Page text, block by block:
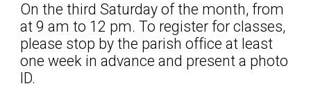
On the third Saturday of the month, from
at 9 am to 12 pm. To register for classes,
please stop by the parish office at least
one week in advance and present a photo
ID.